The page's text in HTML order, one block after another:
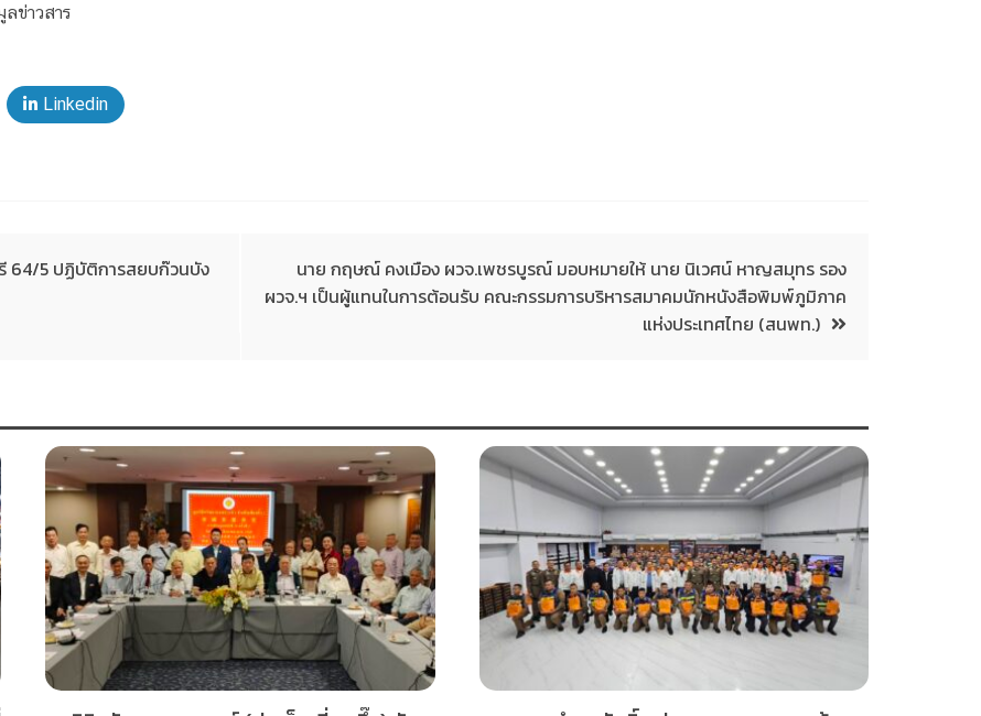
ข่าวสาร
Linkedin
64/5 ปฏิบัติการสยบก๊วนบัง
นาย กฤษณ์ คงเมือง ผวจ.เพชรบูรณ์ มอบหมายให้ นาย นิเวศน์ หาญสมุทร รอง
ผวจ.ฯ เป็นผู้แทนในการต้อนรับ คณะกรรมการบริหารสมาคมนักหนังสือพิมพ์ภูมิภาค
แห่งประเทศไทย (สนพท.)